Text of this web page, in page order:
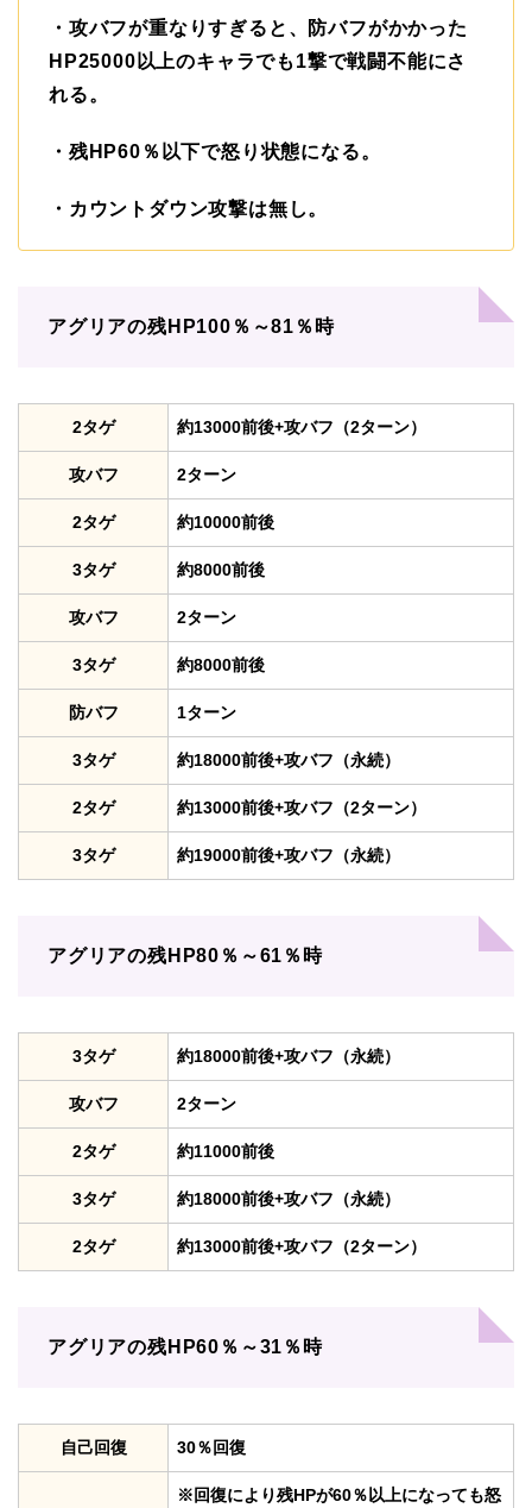
・攻バフが重なりすぎると、防バフがかかった
HP25000以上のキャラでも1撃で戦闘不能にさ
れる。
・残HP60％以下で怒り状態になる。
・カウントダウン攻撃は無し。
アグリアの残HP100％～81％時
2タゲ 約13000前後+攻バフ（2ターン）
攻バフ 2ターン
2タゲ 約10000前後
3タゲ 約8000前後
攻バフ 2ターン
3タゲ 約8000前後
防バフ 1ターン
3タゲ 約18000前後+攻バフ（永続）
2タゲ 約13000前後+攻バフ（2ターン）
3タゲ 約19000前後+攻バフ（永続）
アグリアの残HP80％～61％時
3タゲ 約18000前後+攻バフ（永続）
攻バフ 2ターン
2タゲ 約11000前後
3タゲ 約18000前後+攻バフ（永続）
2タゲ 約13000前後+攻バフ（2ターン）
アグリアの残HP60％～31％時
自己回復 30％回復
※回復により残HPが60％以上になっても怒